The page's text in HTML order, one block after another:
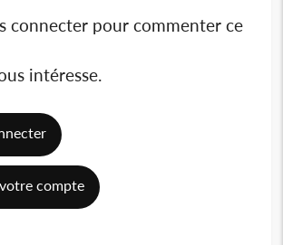
connecter pour commenter ce
intéresse.
compte